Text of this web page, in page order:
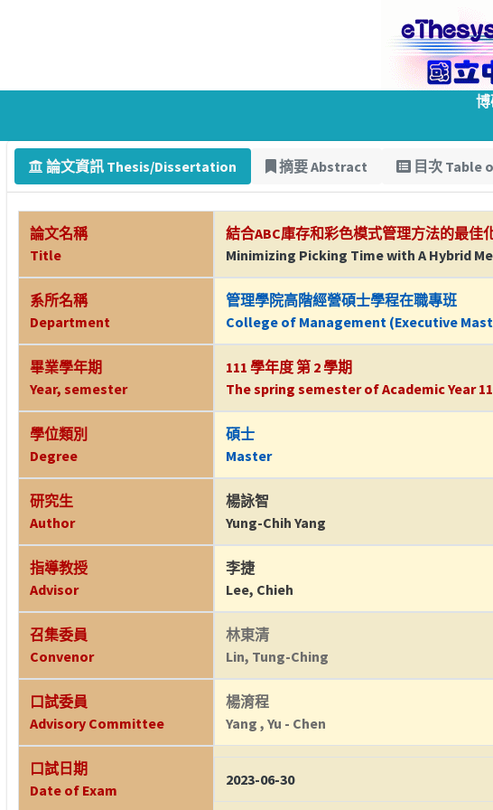
博
論文資訊 Thesis/Dissertation 摘要 Abstract 目次 Table
論文名稱
Title
結合ABC庫存和彩色模式管理方法的最佳
Minimizing Picking Time with A Hybrid
系所名稱
Department
管理學院高階經營碩士學程在職專班
College of Management (Executive
畢業學年期
Year, semester
111 學年度 第 2 學期
The spring semester of Academic Year
學位類別
Degree
碩士
Master
研究生
Author
楊詠智
Yung-Chih Yang
指導教授
Advisor
李捷
Lee, Chieh
召集委員
Convenor
林東清
Lin, Tung-Ching
口試委員
Advisory Committee
楊淯程
Yang , Yu - Chen
口試日期
Date of Exam
2023-06-30